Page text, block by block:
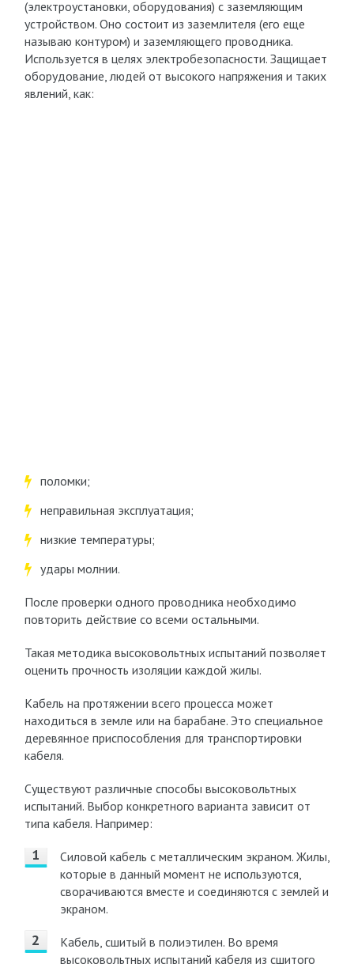
(электроустановки, оборудования) с заземляющим
устройством. Оно состоит из заземлителя (его еще
называю контуром) и заземляющего проводника.
Используется в целях электробезопасности. Защищает
оборудование, людей от высокого напряжения и таких
явлений, как:
поломки;
неправильная эксплуатация;
низкие температуры;
удары молнии.
После проверки одного проводника необходимо
повторить действие со всеми остальными.
Такая методика высоковольтных испытаний позволяет
оценить прочность изоляции каждой жилы.
Кабель на протяжении всего процесса может
находиться в земле или на барабане. Это специальное
деревянное приспособления для транспортировки
кабеля.
Существуют различные способы высоковольтных
испытаний. Выбор конкретного варианта зависит от
типа кабеля. Например:
Силовой кабель с металлическим экраном. Жилы,
которые в данный момент не используются,
сворачиваются вместе и соединяются с землей и
экраном.
Кабель, сшитый в полиэтилен. Во время
высоковольтных испытаний кабеля из сшитого